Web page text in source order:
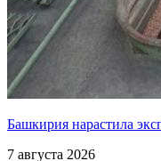
Башкирия нарастила
7 августа 2026